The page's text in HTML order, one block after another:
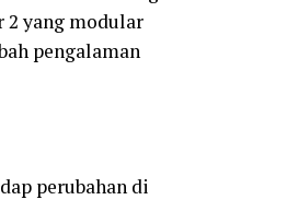
2 yang modular
pengalaman
perubahan di